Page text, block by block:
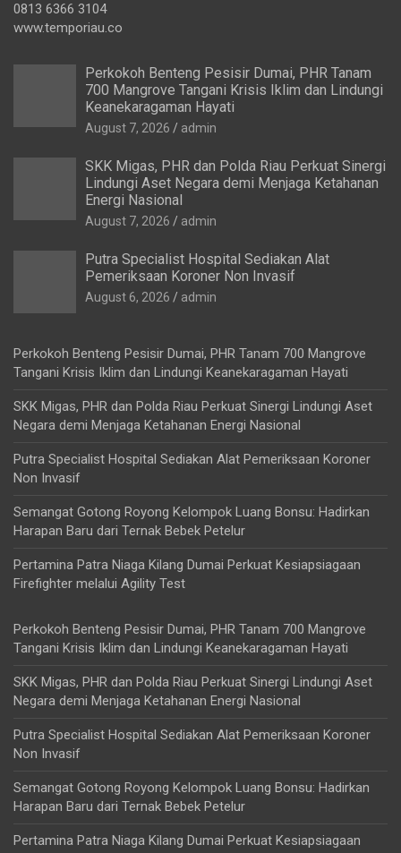
0813 6366 3104
www.temporiau.co
Perkokoh Benteng Pesisir Dumai, PHR Tanam
700 Mangrove Tangani Krisis Iklim dan Lindungi
Keanekaragaman Hayati
August 7, 2026 admin
SKK Migas, PHR dan Polda Riau Perkuat Sinergi
Lindungi Aset Negara demi Menjaga Ketahanan
Energi Nasional
August 7, 2026 admin
Putra Specialist Hospital Sediakan Alat
Pemeriksaan Koroner Non Invasif
August 6, 2026 admin
Perkokoh Benteng Pesisir Dumai, PHR Tanam 700 Mangrove
Tangani Krisis Iklim dan Lindungi Keanekaragaman Hayati
SKK Migas, PHR dan Polda Riau Perkuat Sinergi Lindungi Aset
Negara demi Menjaga Ketahanan Energi Nasional
Putra Specialist Hospital Sediakan Alat Pemeriksaan Koroner
Non Invasif
Semangat Gotong Royong Kelompok Luang Bonsu: Hadirkan
Harapan Baru dari Ternak Bebek Petelur
Pertamina Patra Niaga Kilang Dumai Perkuat Kesiapsiagaan
Firefighter melalui Agility Test
Perkokoh Benteng Pesisir Dumai, PHR Tanam 700 Mangrove
Tangani Krisis Iklim dan Lindungi Keanekaragaman Hayati
SKK Migas, PHR dan Polda Riau Perkuat Sinergi Lindungi Aset
Negara demi Menjaga Ketahanan Energi Nasional
Putra Specialist Hospital Sediakan Alat Pemeriksaan Koroner
Non Invasif
Semangat Gotong Royong Kelompok Luang Bonsu: Hadirkan
Harapan Baru dari Ternak Bebek Petelur
Pertamina Patra Niaga Kilang Dumai Perkuat Kesiapsiagaan